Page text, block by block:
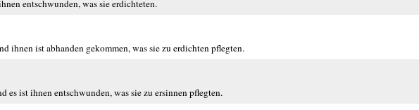
entschwunden, was sie erdichteten.
ihnen ist abhanden gekommen, was sie zu erdichten pflegten.
es ist ihnen entschwunden, was sie zu ersinnen pflegten.